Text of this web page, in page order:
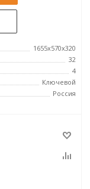
1655х570х320
32
4
Ключевой
Россия